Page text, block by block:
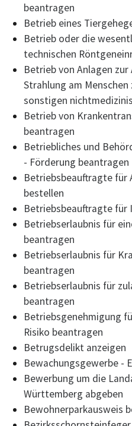
beantragen
Betrieb eines
Betrieb oder die
technischen
Betrieb von Anlagen
Strahlung am
sonstigen
Betrieb von
beantragen
Betriebliches und
- Förderung beantragen
Betriebsbeauftragte für
bestellen
Betriebsbeauftragte für
Betriebserlaubnis für
beantragen
Betriebserlaubnis für
beantragen
Betriebserlaubnis für
beantragen
Betriebsgenehmigung
Risiko beantragen
Betrugsdelikt anzeigen
Bewachungsgewerbe -
Bewerbung um die
Württemberg abgeben
Bewohnerparkausweis